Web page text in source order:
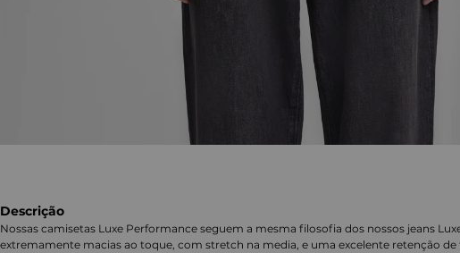
Descrição
Nossas camisetas Luxe Performance seguem a mesma filosofia dos nossos jeans
extremamente macias ao toque, com stretch na media, e uma excelente retenção de